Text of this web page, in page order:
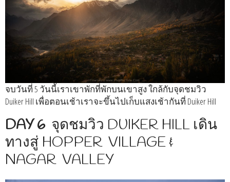
จบวันที่ 5 วันนี้เราเขาพักที่พักบนเขาสูง ใกล้กับจุดชมวิว
Duiker Hill เพื่อตอนเช้าเราจะขึ้นไปเก็บแสงเช้ากันที่ Duiker Hill
DAY 6 จุดชมวิว DUIKER HILL เดิน
ทางสู่ HOPPER​ ​ VILLAGE​ ​&
NAGAR ​ ​VALLEY